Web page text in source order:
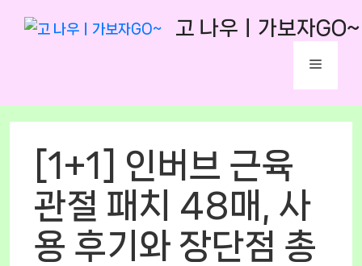
고 나우ㅣ가보자GO~
Menu
[1+1] 인버브 근육
관절 패치 48매, 사
용 후기와 장단점 총